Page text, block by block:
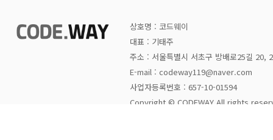
상호명 : 코드웨이
대표 : 기태주
주소 : 서울특별시 서초구 방배로25길 20,
E-mail : codeway119@naver.com
사업자등록번호 : 657-10-01594
Copyright © CODEWAY All rights